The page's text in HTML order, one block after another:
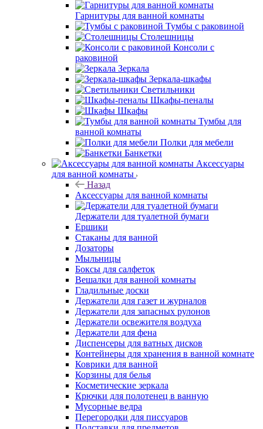
Гарнитуры для ванной комнаты
Тумбы с раковиной
Столешницы
Консоли с
раковиной
Зеркала
Зеркала-шкафы
Светильники
Шкафы-пеналы
Шкафы
Тумбы для
ванной комнаты
Полки для мебели
Банкетки
Аксессуары
для ванной комнаты
Назад
Аксессуары для ванной комнаты
Держатели для туалетной бумаги
Ершики
Стаканы для ванной
Дозаторы
Мыльницы
Боксы для салфеток
Вешалки для ванной комнаты
Гладильные доски
Держатели для газет и журналов
Держатели для запасных рулонов
Держатели освежителя воздуха
Держатели для фена
Диспенсеры для ватных дисков
Контейнеры для хранения в ванной комнате
Коврики для ванной
Корзины для белья
Косметические зеркала
Крючки для полотенец в ванную
Мусорные ведра
Перегородки для писсуаров